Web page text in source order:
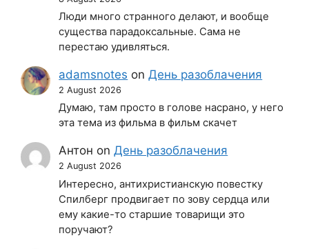
Люди много странного делают, и вообще
существа парадоксальные. Сама не
перестаю удивляться.
adamsnotes onДень разоблачения
2 August 2026
Думаю, там просто в голове насрано, у него
эта тема из фильма в фильм скачет
Антон onДень разоблачения
2 August 2026
Интересно, антихристианскую повестку
Спилберг продвигает по зову сердца или
ему какие-то старшие товарищи это
поручают?